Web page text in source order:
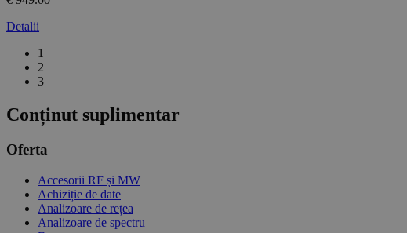
Detalii
1
2
3
Conținut suplimentar
Oferta
Accesorii RF și MW
Achiziție de date
Analizoare de rețea
Analizoare de spectru